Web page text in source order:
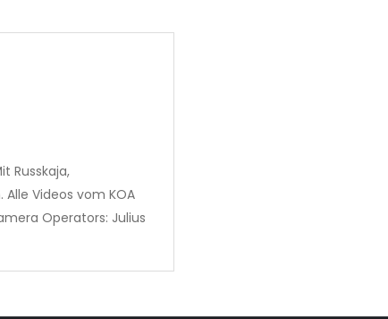
Russkaja,
Videos vom KOA
Operators: Julius